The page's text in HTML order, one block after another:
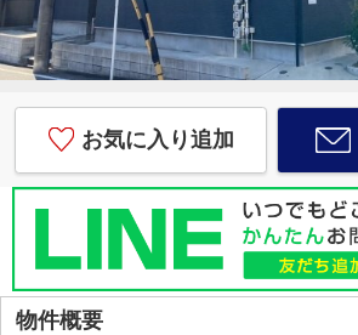
お気に入り追加
物件概要